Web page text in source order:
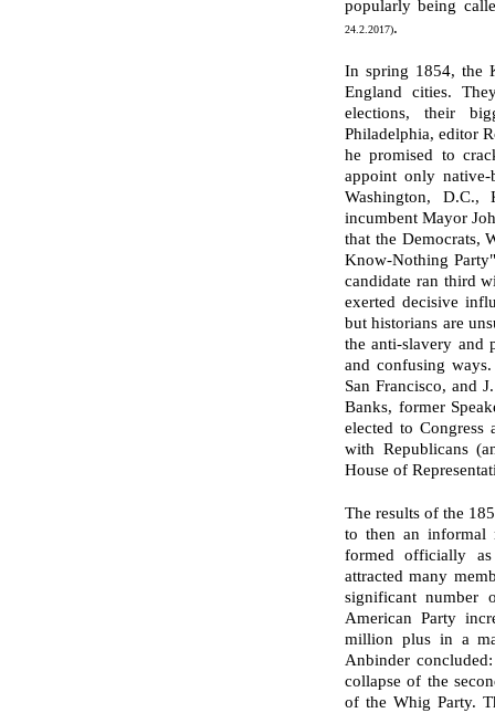
popularly being
24.2.2017).
In spring 1854, the
England cities.
elections, their
Philadelphia, editor
he promised to
appoint only
Washington, D.C.,
incumbent Mayor
that the Democrats,
Know-Nothing
candidate ran third
exerted decisive
but historians are
the anti-slavery and
and confusing
San Francisco, and
Banks, former
elected to
with Republicans
House of
The results of the
to then an informal
formed officially
attracted many
significant number
American Party
million plus in a
Anbinder
collapse of the
of the Whig Party.